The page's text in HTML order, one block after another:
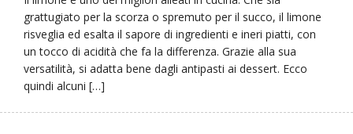
grattugiato per la scorza o spremuto per il succo, il limone
risveglia ed esalta il sapore di ingredienti e ineri piatti, con
un tocco di acidità che fa la differenza. Grazie alla sua
versatilità, si adatta bene dagli antipasti ai dessert. Ecco
quindi alcuni […]